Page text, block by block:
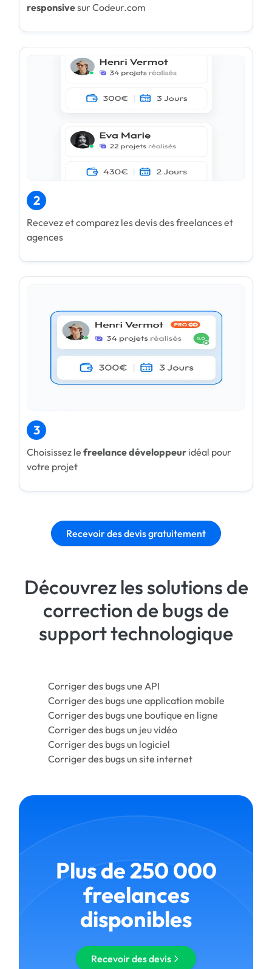
responsivesur Codeur.com
2
Recevez et comparez les devis des freelances et
agences
3
Choisissez le freelance développeur idéal pour
votre projet
Recevoir des devis gratuitement
Découvrez les solutions de
correction de bugs de
support technologique
Corriger des bugs une API
Corriger des bugs une application mobile
Corriger des bugs une boutique en ligne
Corriger des bugs un jeu vidéo
Corriger des bugs un logiciel
Corriger des bugs un site internet
Plus de 250 000
freelances
disponibles
Recevoir des devis